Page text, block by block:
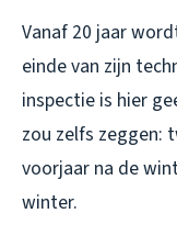
Vanaf 20 jaar
einde van zijn
inspectie is hier
zou zelfs zeggen:
voorjaar na de
winter.